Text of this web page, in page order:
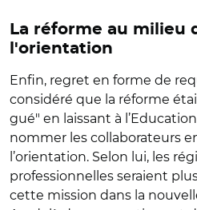
La réforme au milieu
l'orientation
Enfin, regret en forme de
considéré que la réforme
gué" en laissant à
nommer les collaborateurs
l’orientation. Selon lui, les
professionnelles seraient
cette mission dans la